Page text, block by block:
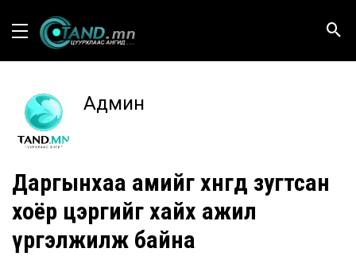
Админ
Даргынхаа амийг хөнөөгөөд зугтсан
хоёр цэргийг хайх ажил
үргэлжилж байна